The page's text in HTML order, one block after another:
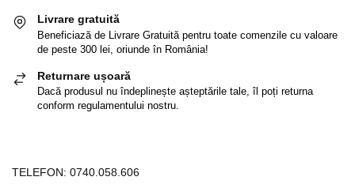
Livrare gratuită
Beneficiază de Livrare Gratuită pentru toate comenzile cu valoare
de peste 300 lei, oriunde în România!
Returnare ușoară
Dacă produsul nu îndeplinește așteptările tale, îl poți returna
conform regulamentului nostru.
TELEFON: 0740.058.606